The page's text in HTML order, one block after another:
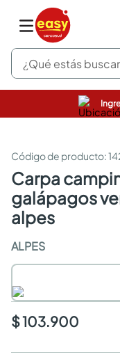
¿Qué estás buscando?
:
carpa camping 4 personas
galápagos
alpes
ALPES
$ 103.900
pinturas
sanitarios
comedor
escritorio
pisos
comedores
armarios closet